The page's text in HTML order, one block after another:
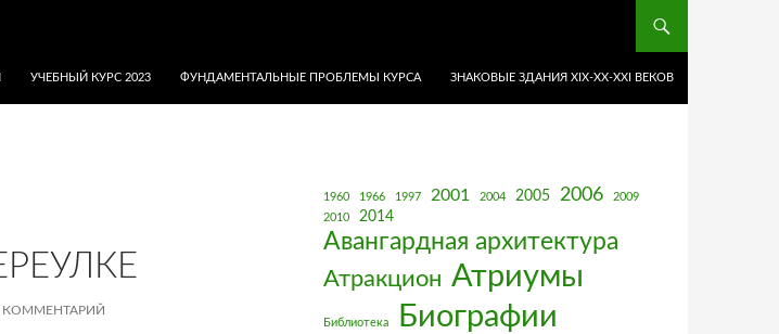
УЧЕБНЫЙ КУРС 2023 ФУНДАМЕНТАЛЬНЫЕ ПРОБЛЕМЫ КУРСА ЗНАКОВЫЕ ЗДАНИЯ XIX-ХХ-XXI ВЕКОВ
КОММЕНТАРИЙ
1960 1966 1997 2001 2004 2005 2006
2009
2010
2014
Авангардная архитектура
Атракцион Атриумы
Библиотека Биографии